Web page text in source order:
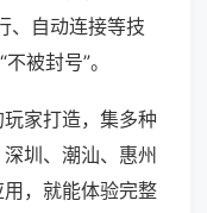
、自动连接等技
被封号”。
家打造，集多种
圳、潮汕、惠州
，就能体验完整